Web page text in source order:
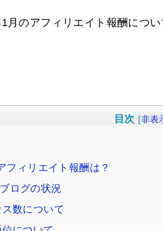
月のアフィリエイト報酬につい
目次 [非表
フィリエイト報酬は？
ログの状況
数について